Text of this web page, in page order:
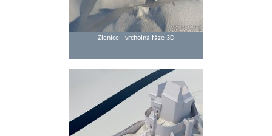
Zlenice - vrcholná fáze 3D